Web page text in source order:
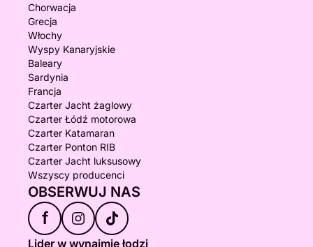
Chorwacja
Grecja
Włochy
Wyspy Kanaryjskie
Baleary
Sardynia
Francja
Czarter Jacht żaglowy
Czarter Łódź motorowa
Czarter Katamaran
Czarter Ponton RIB
Czarter Jacht luksusowy
Wszyscy producenci
OBSERWUJ NAS
f
Lider w wynajmie łodzi